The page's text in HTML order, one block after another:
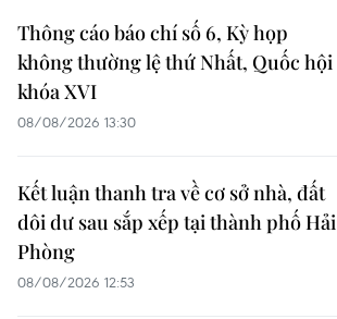
Thông cáo báo chí số 6, Kỳ họp
không thường lệ thứ Nhất, Quốc hội
khóa XVI
08/08/2026 13:30
Kết luận thanh tra về cơ sở nhà, đất
dôi dư sau sắp xếp tại thành phố Hải
Phòng
08/08/2026 12:53